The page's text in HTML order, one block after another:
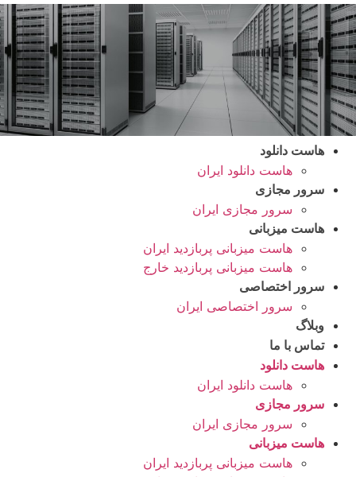
هاست دانلود
هاست دانلود ایران
سرور مجازی
سرور مجازی ایران
هاست میزبانی
هاست میزبانی پربازدید ایران
هاست میزبانی پربازدید خارج
سرور اختصاصی
سرور اختصاصی ایران
وبلاگ
تماس با ما
هاست دانلود
هاست دانلود ایران
سرور مجازی
سرور مجازی ایران
هاست میزبانی
هاست میزبانی پربازدید ایران